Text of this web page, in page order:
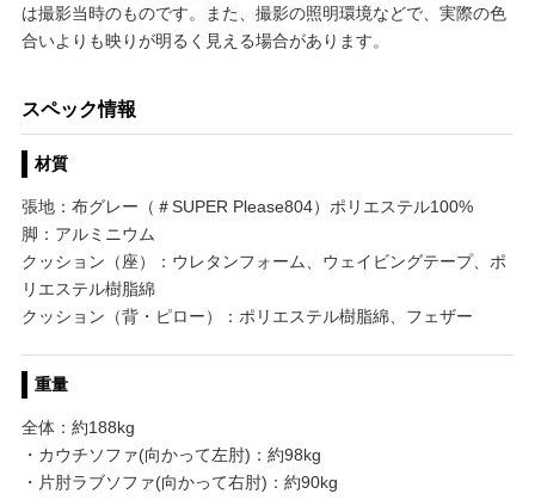
は撮影当時のものです。また、撮影の照明環境などで、実際の色
合いよりも映りが明るく見える場合があります。
スペック情報
材質
張地：布グレー（＃SUPER Please804）ポリエステル100%
脚：アルミニウム
クッション（座）：ウレタンフォーム、ウェイビングテープ、ポ
リエステル樹脂綿
クッション（背・ピロー）：ポリエステル樹脂綿、フェザー
重量
全体：約188kg
・カウチソファ(向かって左肘)：約98kg
・片肘ラブソファ(向かって右肘)：約90kg